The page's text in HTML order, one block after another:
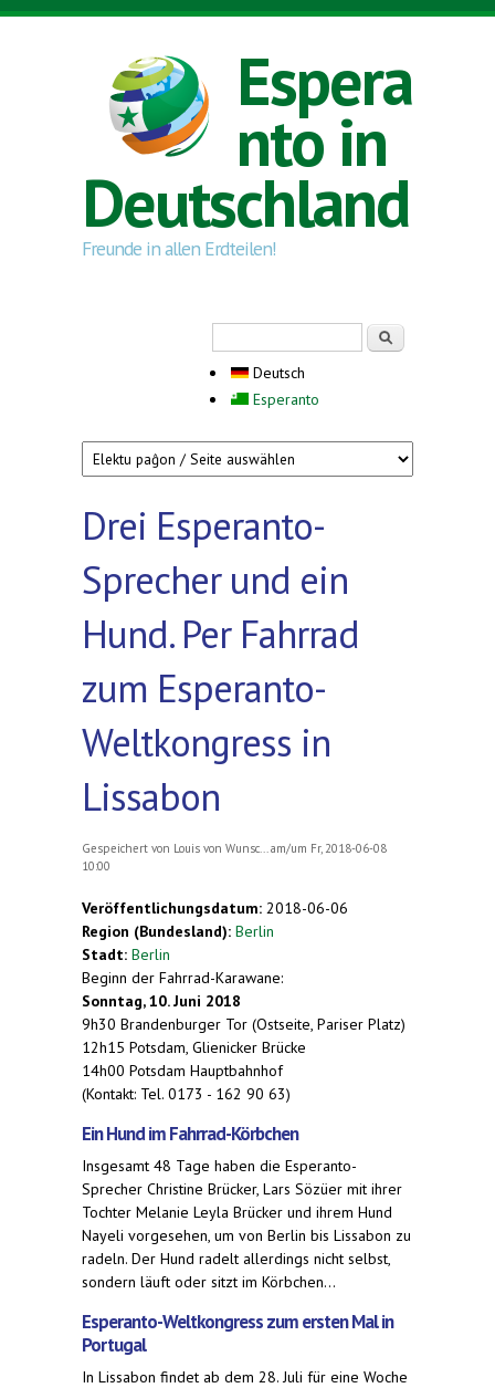
Direkt zum Inhalt
Espera
nto in
Deutschland
Freunde in allen Erdteilen!
Deutsch
Esperanto
Drei Esperanto-
Sprecher und ein
Hund. Per Fahrrad
zum Esperanto-
Weltkongress in
Lissabon
Gespeichert von Louis von Wunsc...
am/um Fr, 2018-06-08
10:00
Veröffentlichungsdatum: 2018-06-06
Region (Bundesland): Berlin
Stadt: Berlin
Beginn der Fahrrad-Karawane:
Sonntag, 10. Juni 2018
9h30 Brandenburger Tor (Ostseite, Pariser Platz)
12h15 Potsdam, Glienicker Brücke
14h00 Potsdam Hauptbahnhof
(Kontakt: Tel. 0173 - 162 90 63)
Ein Hund im Fahrrad-Körbchen
Insgesamt 48 Tage haben die Esperanto-
Sprecher Christine Brücker, Lars Sözüer mit ihrer
Tochter Melanie Leyla Brücker und ihrem Hund
Nayeli vorgesehen, um von Berlin bis Lissabon zu
radeln. Der Hund radelt allerdings nicht selbst,
sondern läuft oder sitzt im Körbchen...
Esperanto-Weltkongress zum ersten Mal in
Portugal
In Lissabon findet ab dem 28. Juli für eine Woche